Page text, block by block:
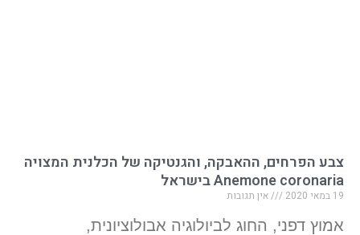
צבע הפרחים, ההאבקה, והגנטיקה של הכלנית המצויה
Anemone coronaria בישראל
19 במאי 2020 אין תגובות
אמוץ דפני, החוג לביולוגיה אבולוציונית,